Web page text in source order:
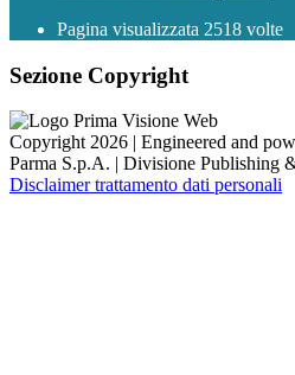
Pagina visualizzata 2518 volte
Sezione Copyright
Copyright 2026 | Engineered and
Parma S.p.A. | Divisione Publishing
Disclaimer trattamento dati personali